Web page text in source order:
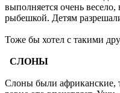
выполняется очень
рыбешкой. Детям
Тоже бы хотел с такими
СЛОНЫ
Слоны были африканские,